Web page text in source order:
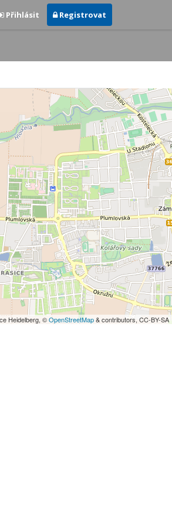
Přihlásit Registrovat
Heidelberg, ©OpenStreetMap& contributors, CC-BY-SA